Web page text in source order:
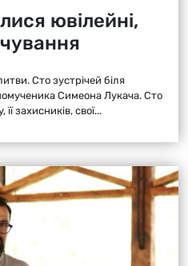
ювілейні,
Сто зустрічей біля
Симеона Лукача. Сто
захисників, свої...